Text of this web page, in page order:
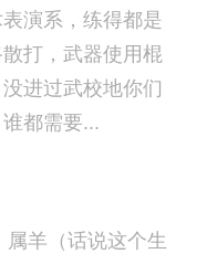
演系，练得都是
打，武器使用棍
进过武校地你们
都需要...
羊（话说这个生